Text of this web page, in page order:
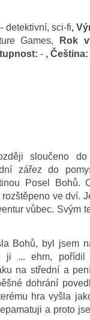
detektivní, sci-fi,
Games,
Rok
- , Čeština:
sloučeno
zářez do
Posel Bohů.
ve dví.
vůbec. Svým
Bohů, byl jsem
ji ... ehm, pořídil
na střední a
dohrání
hra vyšla
a proto